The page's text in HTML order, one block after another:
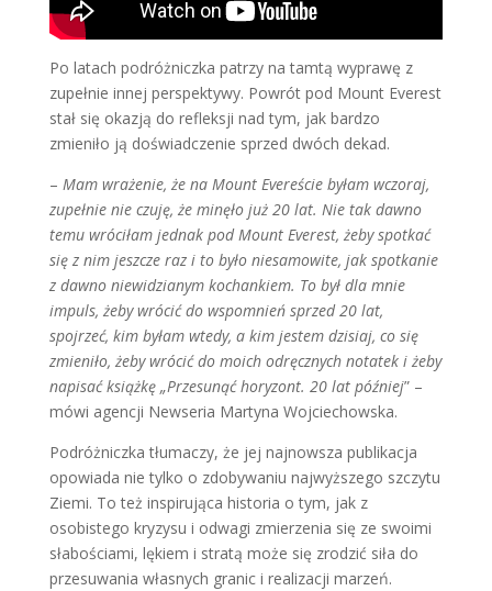
Po latach podróżniczka patrzy na tamtą wyprawę z
zupełnie innej perspektywy. Powrót pod Mount Everest
stał się okazją do refleksji nad tym, jak bardzo
zmieniło ją doświadczenie sprzed dwóch dekad.
– Mam wrażenie, że na Mount Evereście byłam wczoraj,
zupełnie nie czuję, że minęło już 20 lat. Nie tak dawno
temu wróciłam jednak pod Mount Everest, żeby spotkać
się z nim jeszcze raz i to było niesamowite, jak spotkanie
z dawno niewidzianym kochankiem. To był dla mnie
impuls, żeby wrócić do wspomnień sprzed 20 lat,
spojrzeć, kim byłam wtedy, a kim jestem dzisiaj, co się
zmieniło, żeby wrócić do moich odręcznych notatek i żeby
napisać książkę „Przesunąć horyzont. 20 lat później” –
mówi agencji Newseria Martyna Wojciechowska.
Podróżniczka tłumaczy, że jej najnowsza publikacja
opowiada nie tylko o zdobywaniu najwyższego szczytu
Ziemi. To też inspirująca historia o tym, jak z
osobistego kryzysu i odwagi zmierzenia się ze swoimi
słabościami, lękiem i stratą może się zrodzić siła do
przesuwania własnych granic i realizacji marzeń.